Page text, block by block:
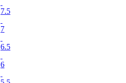
7.5
7
6.5
6